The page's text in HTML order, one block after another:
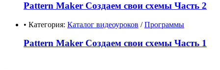
Pattern Maker Создаем свои схемы Часть 2
• Категория: Каталог видеоуроков /Программы
Pattern Maker Создаем свои схемы Часть 1